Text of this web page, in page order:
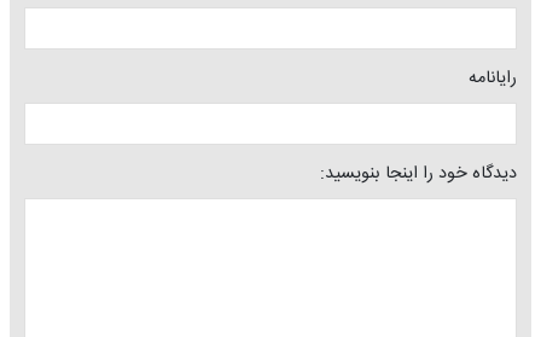
رایانامه
دیدگاه خود را اینجا بنویسید: